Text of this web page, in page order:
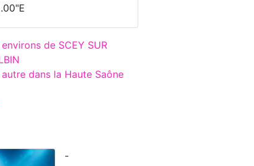
de SCEY SUR
dans la Haute Saône
-